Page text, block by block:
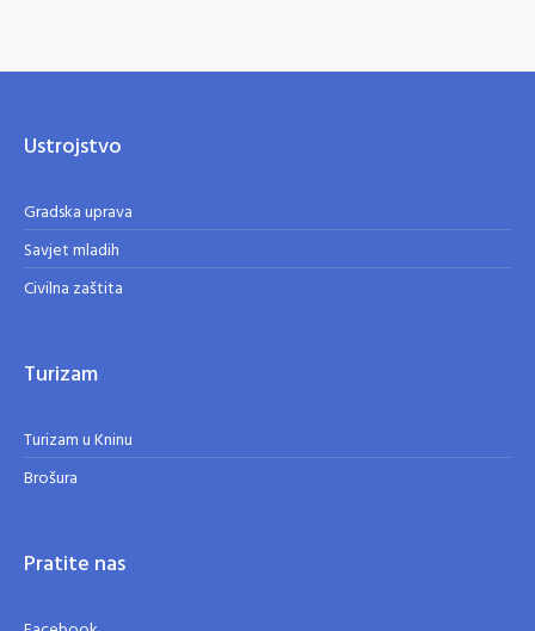
Ustrojstvo
Gradska uprava
Savjet mladih
Civilna zaštita
Turizam
Turizam u Kninu
Brošura
Pratite nas